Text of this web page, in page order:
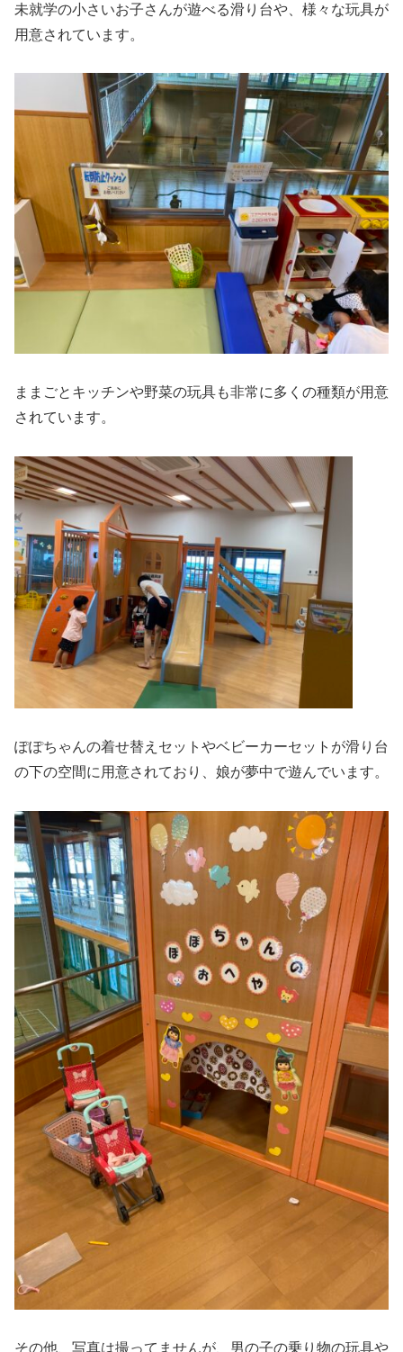
未就学の小さいお子さんが遊べる滑り台や、様々な玩具が
用意されています。
ままごとキッチンや野菜の玩具も非常に多くの種類が用意
されています。
ぽぽちゃんの着せ替えセットやベビーカーセットが滑り台
の下の空間に用意されており、娘が夢中で遊んでいます。
その他、写真は撮ってませんが、男の子の乗り物の玩具や